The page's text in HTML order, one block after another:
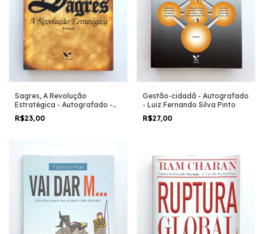
Sagres, A Revolução
Estratégica - Autografado -
Luiz Fernando da Silva Pinto
R$23,00
Gestão-cidadã - Autografado
- Luiz Fernando Silva Pinto
R$27,00